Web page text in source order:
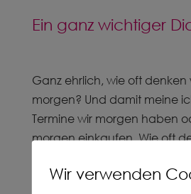
Ein ganz wichtiger
Ganz ehrlich, wie oft
morgen? Und damit meine
Termine wir morgen haben
morgen einkaufen. Wie oft
an Zukunft, an Umwelt, an
Wir verwenden